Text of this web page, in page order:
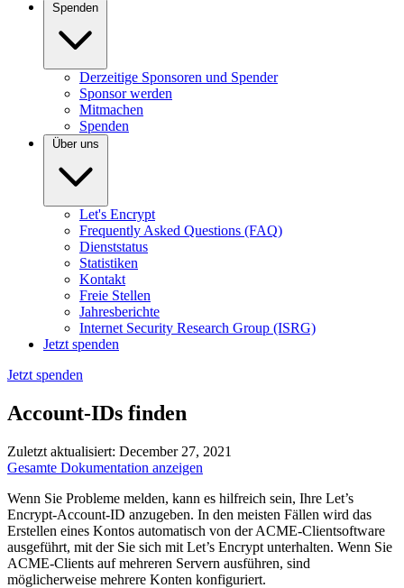
Spenden
Derzeitige Sponsoren und Spender
Sponsor werden
Mitmachen
Spenden
Über uns
Let's Encrypt
Frequently Asked Questions (FAQ)
Dienststatus
Statistiken
Kontakt
Freie Stellen
Jahresberichte
Internet Security Research Group (ISRG)
Jetzt spenden
Jetzt spenden
Account-IDs finden
Zuletzt aktualisiert: December 27, 2021
Gesamte Dokumentation anzeigen
Wenn Sie Probleme melden, kann es hilfreich sein, Ihre Let’s
Encrypt-Account-ID anzugeben. In den meisten Fällen wird das
Erstellen eines Kontos automatisch von der ACME-Clientsoftware
ausgeführt, mit der Sie sich mit Let’s Encrypt unterhalten. Wenn Sie
ACME-Clients auf mehreren Servern ausführen, sind
möglicherweise mehrere Konten konfiguriert.